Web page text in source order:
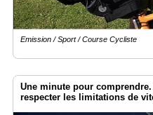
Emission / Sport / Course Cycliste
Une minute pour
respecter les limitations de